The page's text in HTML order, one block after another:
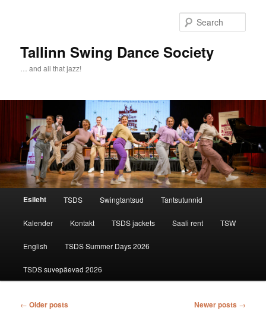
Tallinn Swing Dance Society
… and all that jazz!
Main menu
Skip to primary content
Skip to secondary content
Esileht TSDS Swingtantsud Tantsutunnid
Kalender Kontakt TSDS jackets Saali rent TSW
English TSDS Summer Days 2026
TSDS suvepäevad 2026
Post navigation
← Older posts Newer posts →